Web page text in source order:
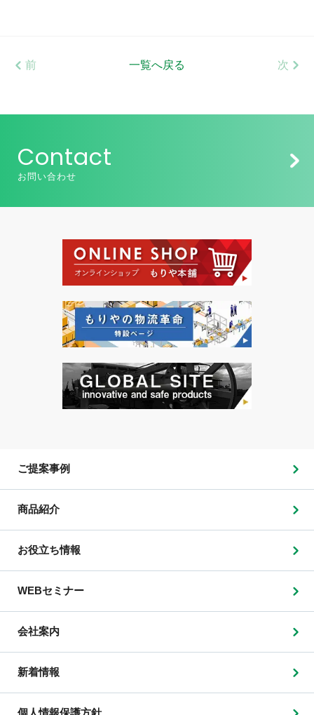
前 一覧へ戻る 次
Contact
お問い合わせ
ご提案事例
商品紹介
お役立ち情報
WEBセミナー
会社案内
新着情報